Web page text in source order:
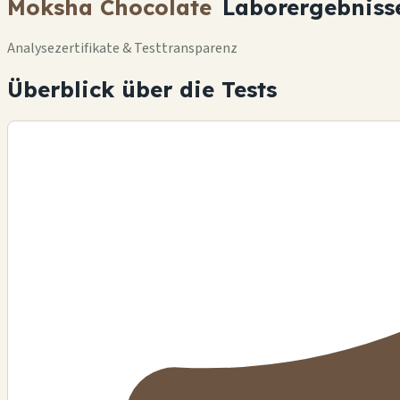
Moksha Chocolate
Analysezertifikate & Testtransparenz
Überblick über die Tests